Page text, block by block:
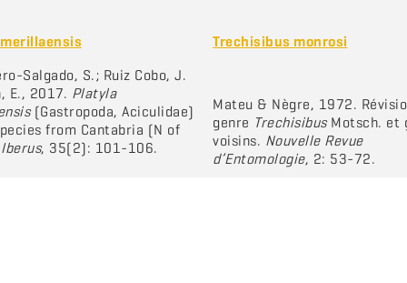
Salgado, S.; Ruiz Cobo, J.
E., 2017. Platyla
(Gastropoda, Aciculidae)
from Cantabria (N of
Iberus, 35(2): 101-106.
Trechisibus monrosi
Mateu & Nègre, 1972.
genre TrechisibusMotsch. et
voisins. Nouvelle Revue
d’Entomologie, 2: 53-72.